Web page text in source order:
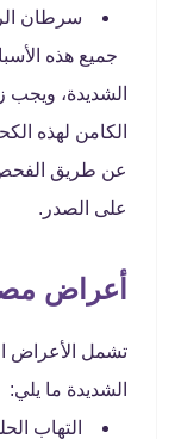
سرطان
جميع هذه
الشديدة، ويجب
الكامن لهذه
عن طريق الفحص
على الصدر.
أعراض
تشمل الأعراض
الشديدة ما يلي:
التهاب